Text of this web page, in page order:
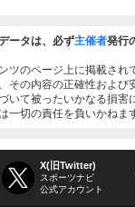
ータは、必ず主催者発行
ツのページ上に掲載され
その内容の正確性および
いて被ったいかなる損害
一切の責任を負いかねま
X(旧Twitter)
スポーツナビ
公式アカウント